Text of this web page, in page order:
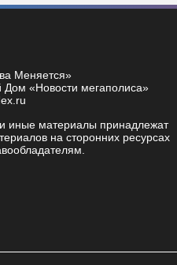
Меняется»
«Новости мегаполиса»
иные материалы принадлежат
на сторонних ресурсах